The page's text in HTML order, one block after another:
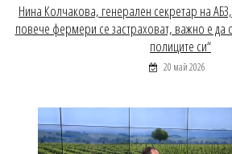
Нина Колчакова, генерален секретар на
повече фермери се застраховат, важно е да
полиците си“
20 май 2026